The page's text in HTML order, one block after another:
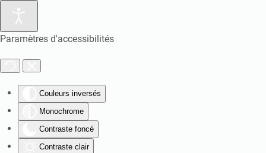
Paramètres d'accessibilités
Couleurs inversés
Monochrome
Contraste foncé
Contraste clair